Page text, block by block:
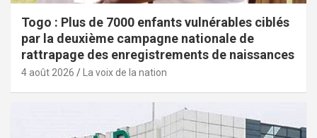
Togo : Plus de 7000 enfants vulnérables ciblés
par la deuxième campagne nationale de
rattrapage des enregistrements de naissances
4 août 2026 La voix de la nation